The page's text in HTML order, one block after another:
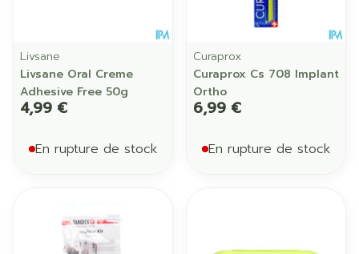
Livsane
Livsane Oral Creme
Adhesive Free 50g
4,99 €
En rupture de stock
Curaprox
Curaprox Cs 708 Implant
Ortho
6,99 €
En rupture de stock